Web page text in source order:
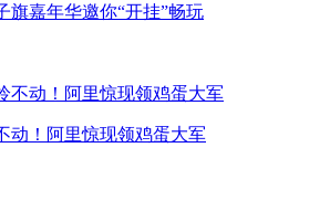
旗嘉年华邀你“开挂”畅玩
动！阿里惊现领鸡蛋大军